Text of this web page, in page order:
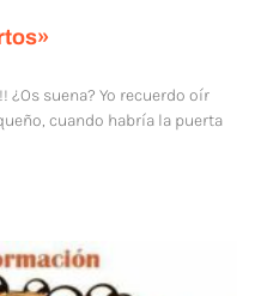
¿Os suena? Yo recuerdo oír
cuando habría la puerta